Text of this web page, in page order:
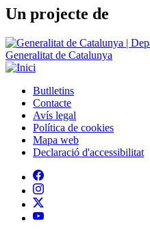
Peu
Butlletins
Contacte
Avís legal
Política de cookies
Mapa web
Declaració d'accessibilitat